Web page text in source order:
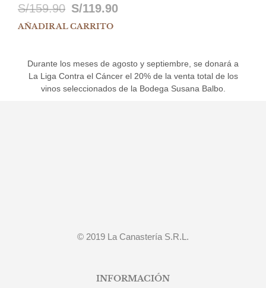
S/159.90 El
precio
era:
S/159.90.
S/119.90El
es:
S/119.90.
AÑADIR AL CARRITO
Durante los meses de agosto y septiembre, se donará a
La LigaContra el Cáncer el 20% de la venta total de los
vinos seleccionados de la Bodega Susana Balbo.
© 2019 La Canastería S.R.L.
INFORMACIÓN